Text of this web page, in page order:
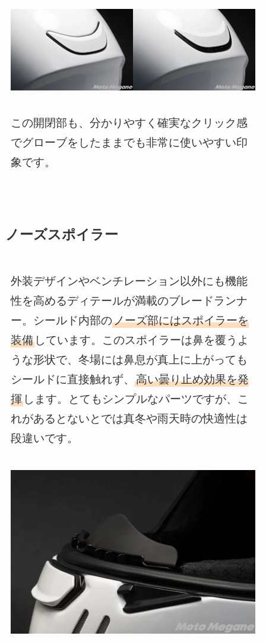
この開閉部も、分かりやすく確実なクリック感
でグローブをしたままでも非常に使いやすい印
象です。
ノーズスポイラー
外装デザインやベンチレーション以外にも機能
性を高めるディテールが満載のブレードランナ
ー。シールド内部のノーズ部にはスポイラーを
装備しています。このスポイラーは鼻を覆うよ
うな形状で、冬場には鼻息が真上に上がっても
シールドに直接触れず、 高い曇り止め効果を発
揮します。とてもシンプルなパーツですが、こ
れがあるとないとでは真冬や雨天時の快適性は
段違いです。